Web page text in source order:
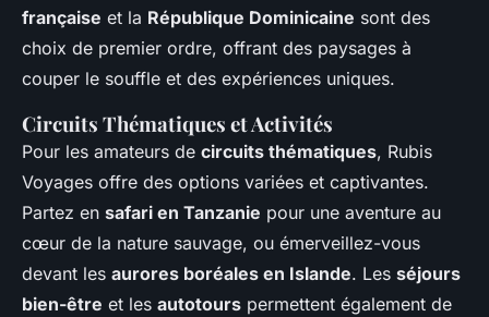
française et la République Dominicaine sont des
choix de premier ordre, offrant des paysages à
couper le souffle et des expériences uniques.
Circuits Thématiques et Activités
Pour les amateurs de circuits thématiques, Rubis
Voyages offre des options variées et captivantes.
Partez en safari en Tanzanie pour une aventure au
cœur de la nature sauvage, ou émerveillez-vous
devant les aurores boréales en Islande. Les séjours
bien-être et les autotours permettent également de